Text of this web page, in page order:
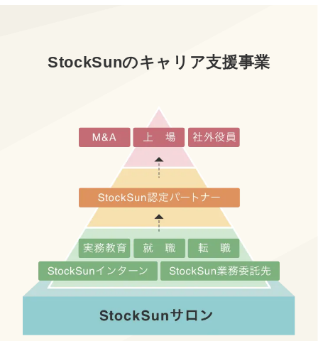
StockSunのキャリア支援事業